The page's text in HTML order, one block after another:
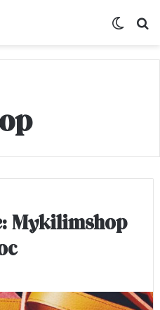
Mykilimshop